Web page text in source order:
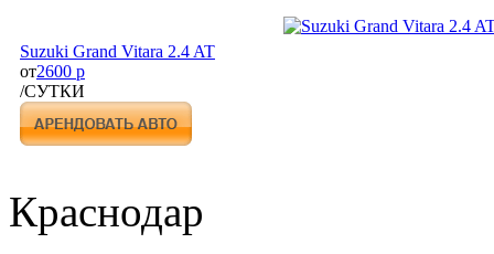
Suzuki Grand Vitara 2.4 AT
от2600 р
/СУТКИ
Краснодар